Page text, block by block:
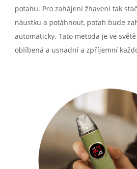
potahu. Pro zahájení žhavení tak
náustku a potáhnout, potah bude
automaticky. Tato metoda je ve
oblíbená a usnadní a zpříjemní